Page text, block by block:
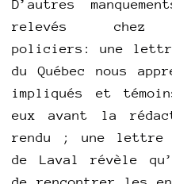
D’autres
relevés chez
policiers: une
du Québec nous
impliqués et
eux avant la
rendu ; une lettre
de Laval révèle